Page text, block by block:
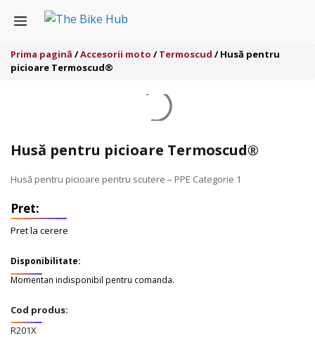
Menu
Prima pagină /Accesorii moto /Termoscud / Husă pentru
picioare Termoscud®
Husă pentru picioare Termoscud®
Husă pentru picioare pentru scutere – PPE Categorie 1
Pret la cerere
Disponibilitate:
Momentan indisponibil pentru comanda.
Cod produs:
R201X